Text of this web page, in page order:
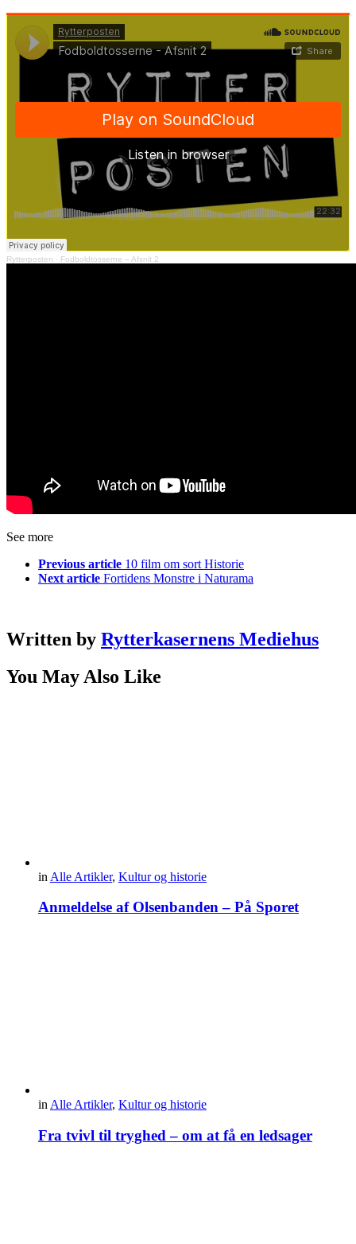
Rytterposten · Fodboldtosserne – Afsnit 2
See more
Previous article 10 film om sort Historie
Next article Fortidens Monstre i Naturama
Written by Rytterkasernens Mediehus
You May Also Like
in Alle Artikler, Kultur og historie
Anmeldelse af Olsenbanden – På Sporet
in Alle Artikler, Kultur og historie
Fra tvivl til tryghed – om at få en ledsager